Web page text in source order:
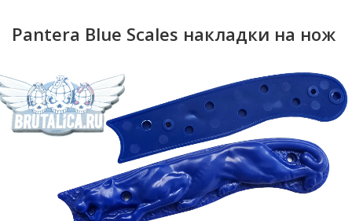
Pantera Blue Scales накладки на нож